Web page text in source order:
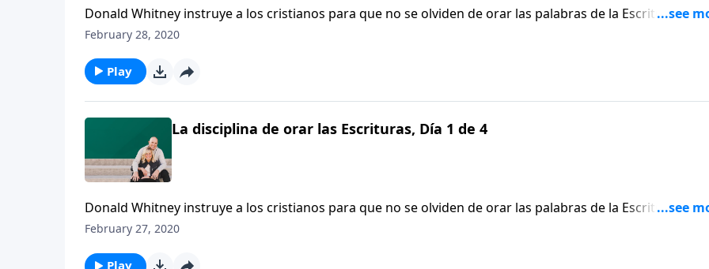
Donald Whitney instruye a los cristianos para que no se olviden de orar las palabras de la Escritura,
mientras buscan al Señor, y luego nos muestra cómo utilizar Efesios 5:21: “Sométanse unos a otros por
February 28, 2020
Play
La disciplina de orar las Escrituras, Día 1 de 4
Donald Whitney instruye a los cristianos para que no se olviden de orar las palabras de la Escritura,
mientras buscan al Señor, y luego nos muestra cómo utilizar Efesios 5:21: “Sométanse unos a otros por
February 27, 2020
Play